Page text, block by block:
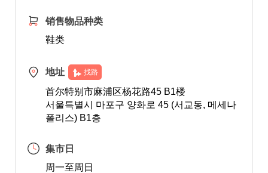
销售物品种类
鞋类
地址 找路
首尔特别市麻浦区杨花路45 B1楼
서울특별시 마포구 양화로 45 (서교동, 메세나
폴리스) B1층
集市日
周一至周日